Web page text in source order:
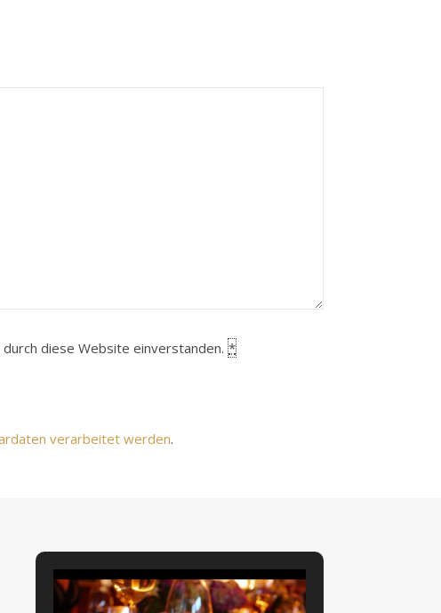
diese Website einverstanden. *
verarbeitet werden.